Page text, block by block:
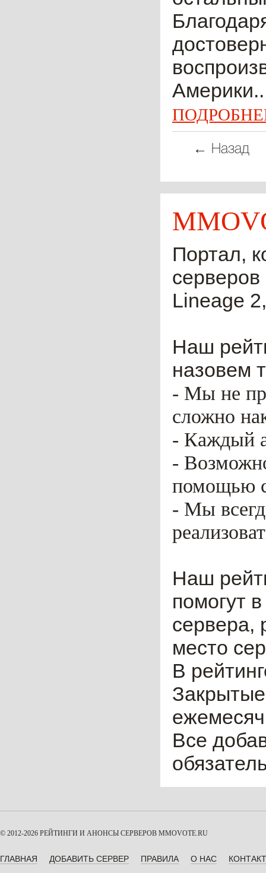
← Назад
Портал,
Lineage
Наш
назовем
- Мы не
сложно
- Каждый
-
помощью
- Мы
Наш
помогут
сервера,
место
В
Все
© 2012-2026 РЕЙТИНГИ И АНОНСЫ СЕРВЕРОВ MMOVOTE.RU
ГЛАВНАЯ ДОБАВИТЬ СЕРВЕР ПРАВИЛА О НАС